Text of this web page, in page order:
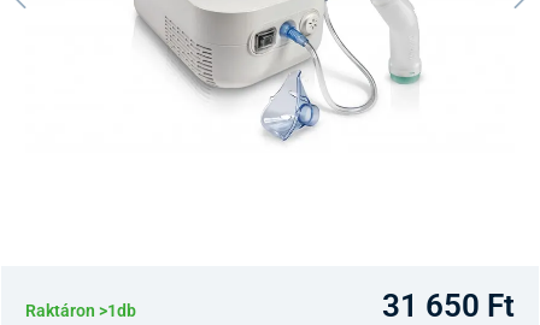
Raktáron >1db 31 650 Ft